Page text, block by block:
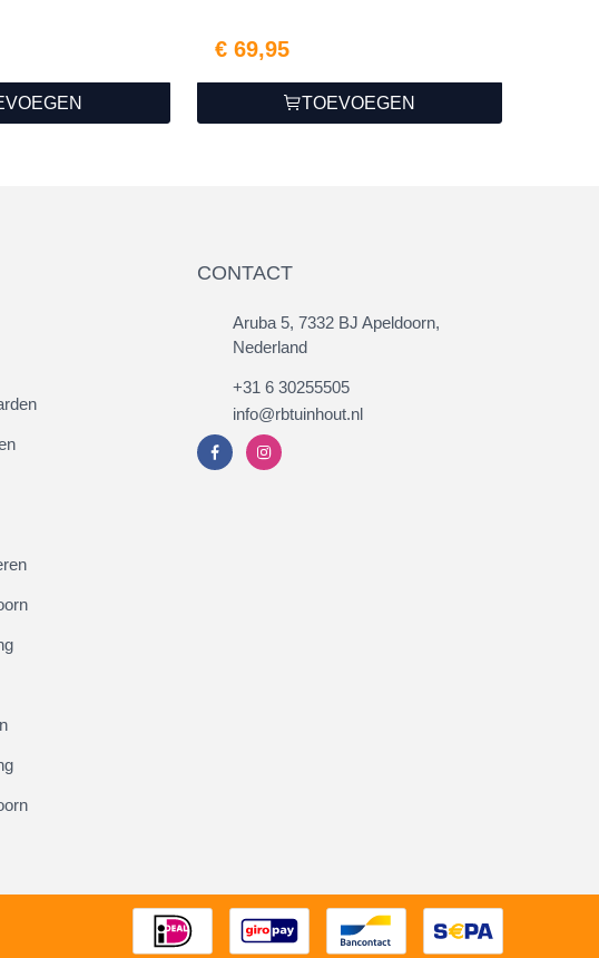
€ 69,95
TOEVOEGEN
CONTACT
Aruba 5, 7332 BJ Apeldoorn,
Nederland
+31 6 30255505
info@rbtuinhout.nl